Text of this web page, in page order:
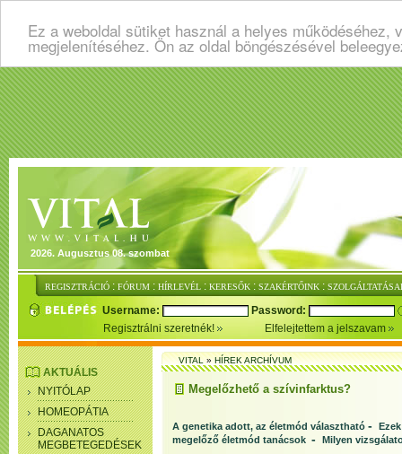
Ez a weboldal sütiket használ a helyes
megjelenítéséhez. Ön az oldal böngészésével
2026. Augusztus 08. szombat
REGISZTRÁCIÓ : FÓRUM : HÍRLEVÉL : KERESŐK : SZAKÉRTŐINK :
Username:
Password:
Regisztrálni szeretnék!
Elfelejtettem a jelszavam
AKTUÁLIS
NYITÓLAP
HOMEOPÁTIA
DAGANATOS
MEGBETEGEDÉSEK
VITAL»HÍREK ARCHÍVUM
Megelőzhető a szívinfarktus?
A genetika adott, az életmód választható -
megelőző életmód tanácsok - Milyen